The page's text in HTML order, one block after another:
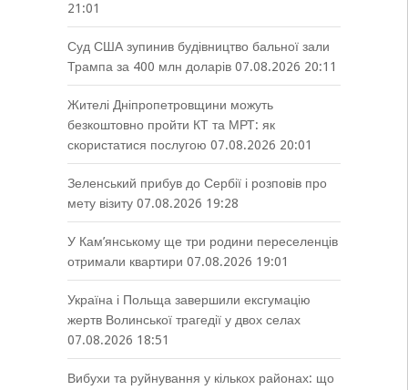
21:01
Суд США зупинив будівництво бальної зали
Трампа за 400 млн доларів 07.08.2026 20:11
Жителі Дніпропетровщини можуть
безкоштовно пройти КТ та МРТ: як
скористатися послугою 07.08.2026 20:01
Зеленський прибув до Сербії і розповів про
мету візиту 07.08.2026 19:28
У Кам’янському ще три родини переселенців
отримали квартири 07.08.2026 19:01
Україна і Польща завершили ексгумацію
жертв Волинської трагедії у двох селах
07.08.2026 18:51
Вибухи та руйнування у кількох районах: що